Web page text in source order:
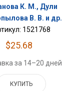
К. М., Дули
В. В. и др.
1521768
$25.68
за 14–20 дней
КУПИТЬ